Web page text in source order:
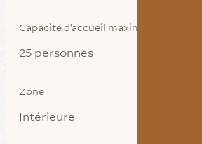
Capacité d’accueil maximale
25 personnes
Zone
Intérieure